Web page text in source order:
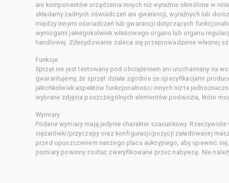
ani komponentów urządzenia innych niż wyraźnie określone w
składamy żadnych oświadczeń ani gwarancji, wyraźnych lub
między innymi oświadczeń lub gwarancji dotyczących
wymogami jakiegokolwiek właściwego organu lub organu
handlowej. Zdecydowanie zaleca się przeprowadzenie własnej
Funkcje
Sprzęt nie jest testowany pod obciążeniem ani uruchamiany na
gwarantujemy, że sprzęt działa zgodnie ze specyfikacjami
jakichkolwiek aspektów funkcjonalności innych niż te
wybrane zdjęcia poszczególnych elementów podwozia, które
Wymiary
Podane wymiary mają jedynie charakter szacunkowy.
ciężarówki/przyczepy oraz konfiguracji/pozycji załadowanej
przed opuszczeniem naszego placu aukcyjnego, aby upewnić
pomiary powinny zostać zweryfikowane przez nabywcę. Nie